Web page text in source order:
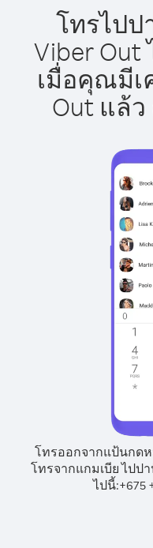
โทรไป
Viber Out
เมื่อคุณมีเ
Out แล้
โทรออกจากแป้นกดห
โทรจากแกมเบีย ไปป
ไปนี้:+675